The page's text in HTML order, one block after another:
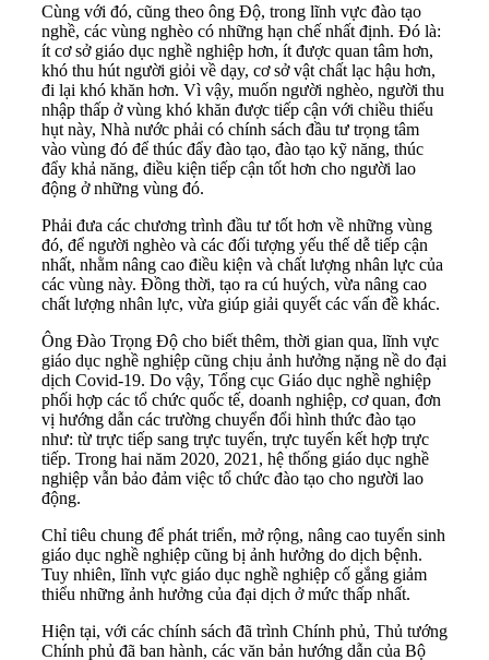
Cùng với đó, cũng theo ông Độ, trong lĩnh vực đào tạo
nghề, các vùng nghèo có những hạn chế nhất định. Đó là:
ít cơ sở giáo dục nghề nghiệp hơn, ít được quan tâm hơn,
khó thu hút người giỏi về dạy, cơ sở vật chất lạc hậu hơn,
đi lại khó khăn hơn. Vì vậy, muốn người nghèo, người thu
nhập thấp ở vùng khó khăn được tiếp cận với chiều thiếu
hụt này, Nhà nước phải có chính sách đầu tư trọng tâm
vào vùng đó để thúc đẩy đào tạo, đào tạo kỹ năng, thúc
đẩy khả năng, điều kiện tiếp cận tốt hơn cho người lao
động ở những vùng đó.
Phải đưa các chương trình đầu tư tốt hơn về những vùng
đó, để người nghèo và các đối tượng yếu thế dễ tiếp cận
nhất, nhằm nâng cao điều kiện và chất lượng nhân lực của
các vùng này. Đồng thời, tạo ra cú huých, vừa nâng cao
chất lượng nhân lực, vừa giúp giải quyết các vấn đề khác.
Ông Đào Trọng Độ cho biết thêm, thời gian qua, lĩnh vực
giáo dục nghề nghiệp cũng chịu ảnh hưởng nặng nề do đại
dịch Covid-19. Do vậy, Tổng cục Giáo dục nghề nghiệp
phối hợp các tổ chức quốc tế, doanh nghiệp, cơ quan, đơn
vị hướng dẫn các trường chuyển đổi hình thức đào tạo
như: từ trực tiếp sang trực tuyến, trực tuyến kết hợp trực
tiếp. Trong hai năm 2020, 2021, hệ thống giáo dục nghề
nghiệp vẫn bảo đảm việc tổ chức đào tạo cho người lao
động.
Chỉ tiêu chung để phát triển, mở rộng, nâng cao tuyển sinh
giáo dục nghề nghiệp cũng bị ảnh hưởng do dịch bệnh.
Tuy nhiên, lĩnh vực giáo dục nghề nghiệp cố gắng giảm
thiểu những ảnh hưởng của đại dịch ở mức thấp nhất.
Hiện tại, với các chính sách đã trình Chính phủ, Thủ tướng
Chính phủ đã ban hành, các văn bản hướng dẫn của Bộ